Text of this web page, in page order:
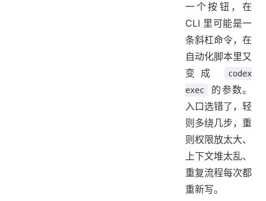
10. Skills迁移
11. 常见问题
12. 小结
一个按钮，在
CLI 里可能是一
条斜杠命令，在
自动化脚本里又
变成
codex
exec
的参数。
入口选错了，轻
则多绕几步，重
则权限放太大、
上下文堆太乱、
重复流程每次都
重新写。